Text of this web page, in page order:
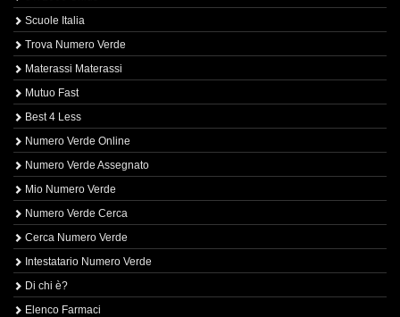
Scuole Italia
Trova Numero Verde
Materassi Materassi
Mutuo Fast
Best 4 Less
Numero Verde Online
Numero Verde Assegnato
Mio Numero Verde
Numero Verde Cerca
Cerca Numero Verde
Intestatario Numero Verde
Di chi è?
Elenco Farmaci